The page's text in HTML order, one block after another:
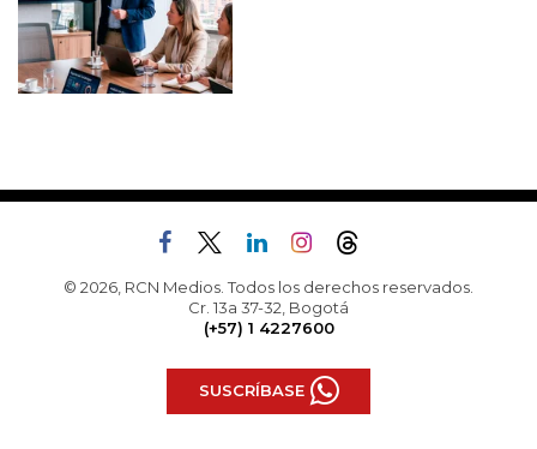
© 2026, RCN Medios. Todos los derechos reservados.
Cr. 13a 37-32, Bogotá
(+57) 1 4227600
SUSCRÍBASE